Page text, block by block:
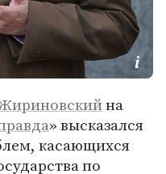
на
» высказался
касающихся
по